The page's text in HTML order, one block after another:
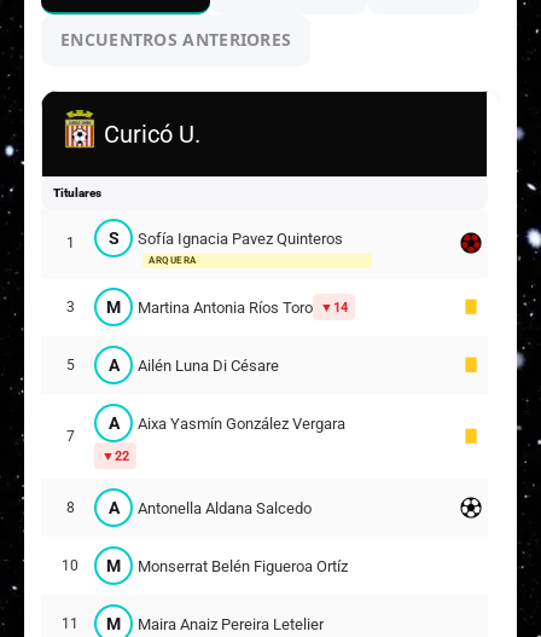
ENCUENTROS ANTERIORES
Curicó U.
Titulares
1 S Sofía Ignacia Pavez Quinteros
ARQUERA
3 M Martina Antonia Ríos Toro 14
5 A Ailén Luna Di Césare
7
A Aixa Yasmín González Vergara
22
8 A Antonella Aldana Salcedo
10 M Monserrat Belén Figueroa Ortíz
11 M Maira Anaiz Pereira Letelier